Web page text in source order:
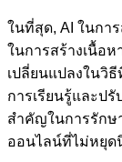
ในที่สุด, AI ในกา
ในการสร้างเนื้อ
เปลี่ยนแปลงในวิธี
การเรียนรู้และป
สำคัญในการรักษ
ออนไลน์ที่ไม่หยุด